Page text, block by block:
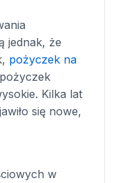
jednak, że
pożyczek na
Kilka lat
się nowe,
w